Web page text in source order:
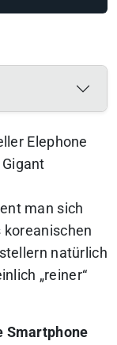
Elephone
man sich
koreanischen
natürlich
„reiner“
Smartphone